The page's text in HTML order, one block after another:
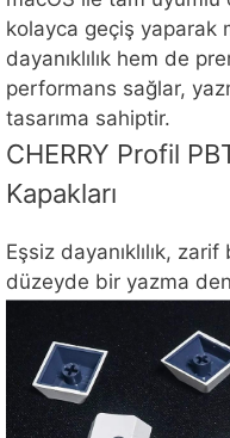
kolayca geçiş yaparak
dayanıklılık hem de
performans sağlar,
tasarıma sahiptir.
CHERRY Profil
Kapakları
Eşsiz dayanıklılık,
düzeyde bir yazma